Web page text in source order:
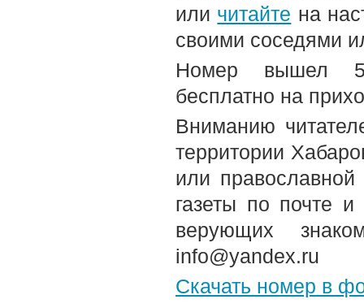
или читайте на
своими соседями
Номер вышел 5-
бесплатно на
Вниманию
территории
или
газеты по почте и
верующих
info@yandex.ru
Скачать номер в